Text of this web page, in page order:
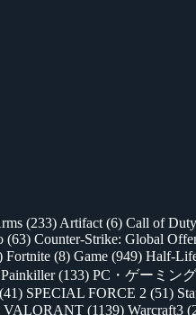
(233) Artifact (6) Call of
(63) Counter-Strike: Global
Fortnite (8) Game (949) Half-
Painkiller(133) PC・ゲーミン
(41) SPECIAL FORCE 2 (51)
VALORANT (1139) Warcraft3